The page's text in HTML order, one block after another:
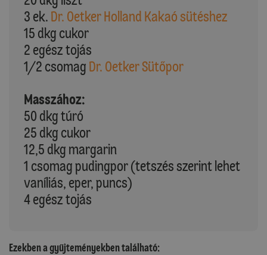
3 ek. Dr. Oetker Holland Kakaó sütéshez
15 dkg cukor
2 egész tojás
1/2 csomag Dr. Oetker Sütőpor
Masszához:
50 dkg túró
25 dkg cukor
12,5 dkg margarin
1 csomag pudingpor (tetszés szerint lehet
vaníliás, eper, puncs)
4 egész tojás
Ezekben a gyűjteményekben található: